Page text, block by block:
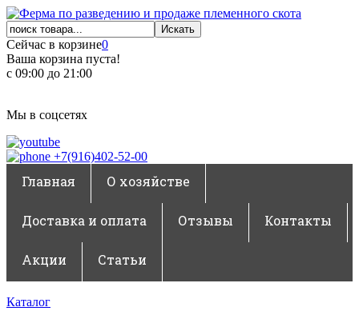
Сейчас в корзине0
Ваша корзина пуста!
с 09:00 до 21:00
Мы в соцсетях
+7(916)402-52-00
Главная О хозяйстве
Доставка и оплата Отзывы Контакты
Акции Статьи
Каталог